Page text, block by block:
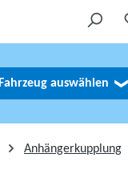
Fahrzeug auswählen ❯
Anhängerkupplung